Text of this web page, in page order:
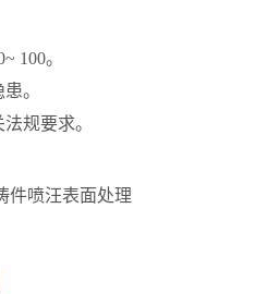
100。
。
规要求。
件喷汪表面处理